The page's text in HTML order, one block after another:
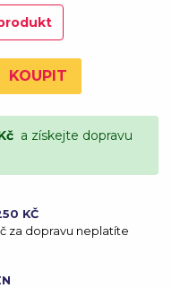
KOUPIT
a získejte dopravu
KČ
za dopravu neplatíte